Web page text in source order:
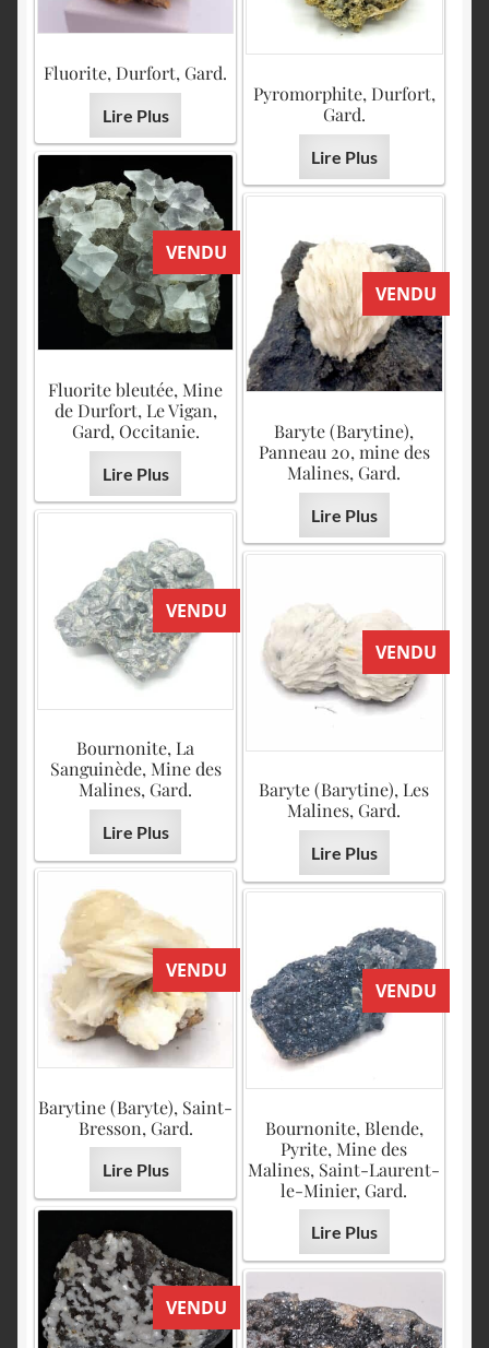
Fluorite, Durfort, Gard.
Lire Plus
Pyromorphite, Durfort,
Gard.
Lire Plus
VENDU
Fluorite bleutée, Mine
de Durfort, Le Vigan,
Gard, Occitanie.
Lire Plus
VENDU
Baryte (Barytine),
Panneau 20, mine des
Malines, Gard.
Lire Plus
VENDU
Bournonite, La
Sanguinède, Mine des
Malines, Gard.
Lire Plus
VENDU
Baryte (Barytine), Les
Malines, Gard.
Lire Plus
VENDU
Barytine (Baryte), Saint-
Bresson, Gard.
Lire Plus
VENDU
Bournonite, Blende,
Pyrite, Mine des
Malines, Saint-Laurent-
le-Minier, Gard.
Lire Plus
VENDU